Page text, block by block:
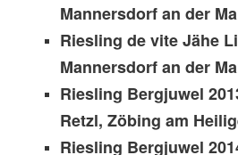
Mannersdorf an der
Riesling de vite Jähe
Mannersdorf an der
Riesling Bergjuwel
Retzl, Zöbing am
Riesling Bergjuwel